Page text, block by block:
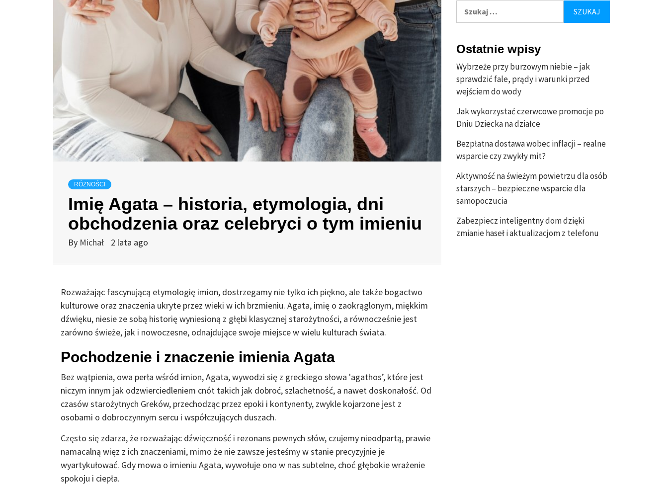
RÓŻNOŚCI
Imię Agata – historia, etymologia, dni
obchodzenia oraz celebryci o tym imieniu
By Michał 2 lata ago
Rozważając fascynującą etymologię imion, dostrzegamy nie tylko ich piękno, ale także bogactwo
kulturowe oraz znaczenia ukryte przez wieki w ich brzmieniu. Agata, imię o zaokrąglonym, miękkim
dźwięku, niesie ze sobą historię wyniesioną z głębi klasycznej starożytności, a równocześnie jest
zarówno świeże, jak i nowoczesne, odnajdujące swoje miejsce w wielu kulturach świata.
Pochodzenie i znaczenie imienia Agata
Bez wątpienia, owa perła wśród imion, Agata, wywodzi się z greckiego słowa 'agathos’, które jest
niczym innym jak odzwierciedleniem cnót takich jak dobroć, szlachetność, a nawet doskonałość. Od
czasów starożytnych Greków, przechodząc przez epoki i kontynenty, zwykle kojarzone jest z
osobami o dobroczynnym sercu i współczujących duszach.
Często się zdarza, że rozważając dźwięczność i rezonans pewnych słów, czujemy nieodpartą, prawie
namacalną więz z ich znaczeniami, mimo że nie zawsze jesteśmy w stanie precyzyjnie je
wyartykułować. Gdy mowa o imieniu Agata, wywołuje ono w nas subtelne, choć głębokie wrażenie
spokoju i ciepła.
Ostatnie wpisy
Wybrzeże przy burzowym niebie – jak
sprawdzić fale, prądy i warunki przed
wejściem do wody
Jak wykorzystać czerwcowe promocje po
Dniu Dziecka na działce
Bezpłatna dostawa wobec inflacji – realne
wsparcie czy zwykły mit?
Aktywność na świeżym powietrzu dla osób
starszych – bezpieczne wsparcie dla
samopoczucia
Zabezpiecz inteligentny dom dzięki
zmianie haseł i aktualizacjom z telefonu